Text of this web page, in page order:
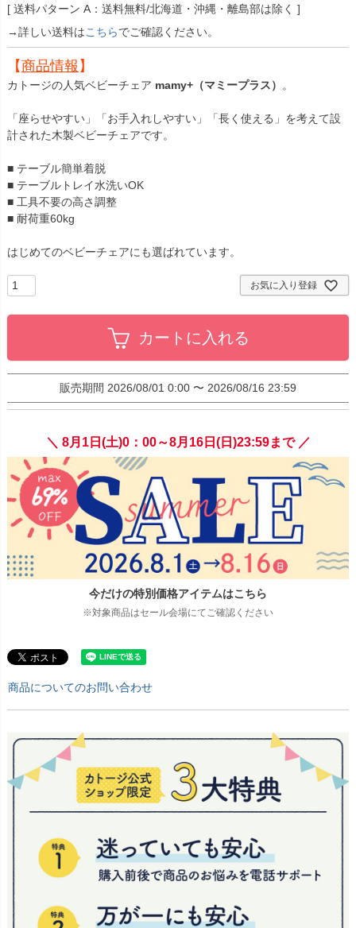
送料パターン A：送料無料/北海道・沖縄・離島部は除く
→詳しい送料はこちらでご確認ください。
【商品情報 】
カトージの人気ベビーチェア mamy+（マミープラス） 。
「座らせやすい」「お手入れしやすい」「長く使える」を考えて設
計された木製ベビーチェアです。
■ テーブル簡単着脱
■ テーブルトレイ水洗いOK
■ 工具不要の高さ調整
■ 耐荷重60kg
はじめてのベビーチェアにも選ばれています。
お気に入り登録
カートに入れる
販売期間 2026/08/01 0:00 〜 2026/08/16 23:59
＼ 8月1日(土)0：00～8月16日(日)23:59まで ／
今だけの特別価格アイテムはこちら
※対象商品はセール会場にてご確認ください
商品についてのお問い合わせ